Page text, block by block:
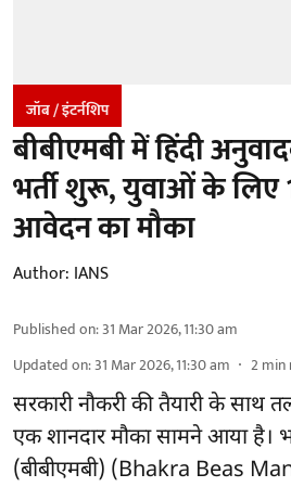
जॉब / इंटर्नशिप
बीबीएमबी में हिंदी
भर्ती शुरू, युवाओं के लिए
आवेदन का मौका
Author: IANS
Published on:31 Mar 2026, 11:30 am
Updated on:31 Mar 2026, 11:30 am 2min
सरकारी नौकरी की तैयारी के साथ
एक शानदार मौका सामने आया है।
(बीबीएमबी) (Bhakra Beas